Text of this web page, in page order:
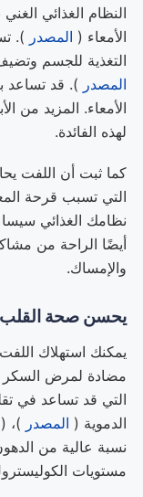
النظام الغذائي
الأمعاء ( المصدر ).
التغذية للجسم
المصدر ). قد تساعد
الأمعاء. المزيد من
لهذه الفائدة.
كما ثبت أن اللفت
التي تسبب قرحة
نظامك الغذائي
أيضًا الراحة من
والإمساك.
يحسن صحة القلب
يمكنك استهلاك
مضادة لمرض السكر
التي قد تساعد في
الدموية ( المصدر )، (
نسبة عالية من
مستويات